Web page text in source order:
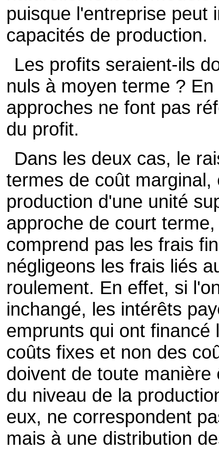
puisque l'entreprise peut
capacités de production.
Les profits seraient-ils
nuls à moyen terme ?
approches ne font pas
du profit.
Dans les deux cas, le
termes de coût
production d'une unité
approche de court
comprend pas les frais
négligeons les frais liés
roulement. En effet, si
inchangé, les intérêts
emprunts qui ont
coûts fixes et non des
doivent de toute
du niveau de la
eux, ne correspondent
mais à une distribution